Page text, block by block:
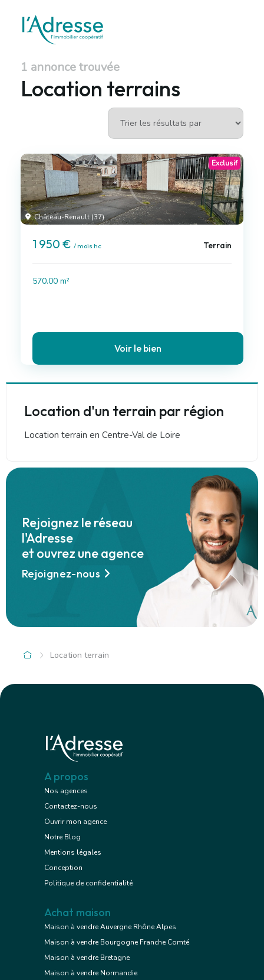
1 annonce trouvée
Location terrains
Château-Renault (37)
Exclusif
1 950 € / mois hc Terrain
570.00 m²
Voir le bien
−
Location d'un terrain par région
Location terrain en Centre-Val de Loire
Rejoignez le réseau
l'Adresse
et ouvrez une agence
Rejoignez-nous
Location terrain
A propos
Nos agences
Contactez-nous
Ouvrir mon agence
Notre Blog
Mentions légales
Conception
Politique de confidentialité
Achat maison
Maison à vendre Auvergne Rhône Alpes
Maison à vendre Bourgogne Franche Comté
Maison à vendre Bretagne
Maison à vendre Normandie